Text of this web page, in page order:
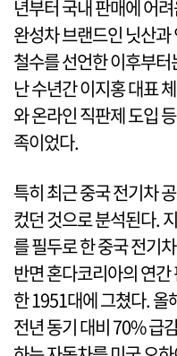
년부터 국내 판매에 어
완성차 브랜드인 닛산
철수를 선언한 이후부
난 수년간 이지홍 대표
와 온라인 직판제 도입
족이었다.
특히 최근 중국 전기차
컸던 것으로 분석된다.
를 필두로 한 중국 전기
반면 혼다코리아의 연
한 1951대에 그쳤다. 올
전년 동기 대비 70% 급